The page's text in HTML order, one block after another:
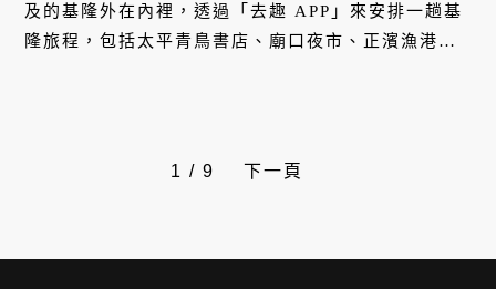
及的基隆外在內裡，透過「去趣 APP」來安排一趟基
隆旅程，包括太平青鳥書店、廟口夜市、正濱漁港，
1 / 9 下一頁